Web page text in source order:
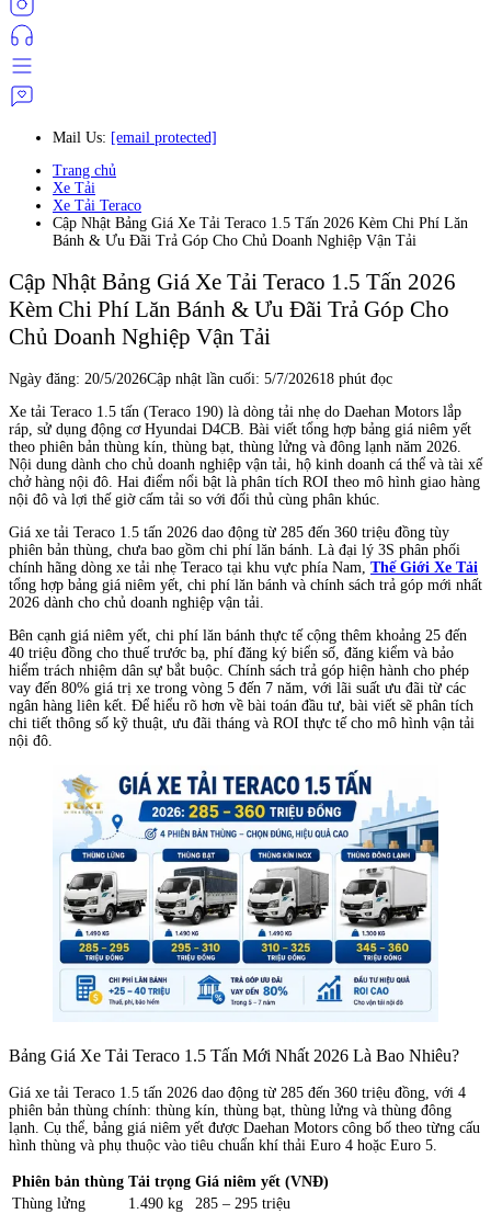
Mail Us: [email protected]
Trang chủ
Xe Tải
Xe Tải Teraco
Cập Nhật Bảng Giá Xe Tải Teraco 1.5 Tấn 2026 Kèm Chi Phí Lăn
Bánh & Ưu Đãi Trả Góp Cho Chủ Doanh Nghiệp Vận Tải
Cập Nhật Bảng Giá Xe Tải Teraco 1.5 Tấn 2026
Kèm Chi Phí Lăn Bánh & Ưu Đãi Trả Góp Cho
Chủ Doanh Nghiệp Vận Tải
Ngày đăng: 20/5/2026Cập nhật lần cuối: 5/7/202618 phút đọc
Xe tải Teraco 1.5 tấn (Teraco 190) là dòng tải nhẹ do Daehan Motors lắp
ráp, sử dụng động cơ Hyundai D4CB. Bài viết tổng hợp bảng giá niêm yết
theo phiên bản thùng kín, thùng bạt, thùng lửng và đông lạnh năm 2026.
Nội dung dành cho chủ doanh nghiệp vận tải, hộ kinh doanh cá thể và tài xế
chở hàng nội đô. Hai điểm nổi bật là phân tích ROI theo mô hình giao hàng
nội đô và lợi thế giờ cấm tải so với đối thủ cùng phân khúc.
Giá xe tải Teraco 1.5 tấn 2026 dao động từ 285 đến 360 triệu đồng tùy
phiên bản thùng, chưa bao gồm chi phí lăn bánh. Là đại lý 3S phân phối
chính hãng dòng xe tải nhẹ Teraco tại khu vực phía Nam, Thế Giới Xe Tải
tổng hợp bảng giá niêm yết, chi phí lăn bánh và chính sách trả góp mới nhất
2026 dành cho chủ doanh nghiệp vận tải.
Bên cạnh giá niêm yết, chi phí lăn bánh thực tế cộng thêm khoảng 25 đến
40 triệu đồng cho thuế trước bạ, phí đăng ký biển số, đăng kiểm và bảo
hiểm trách nhiệm dân sự bắt buộc. Chính sách trả góp hiện hành cho phép
vay đến 80% giá trị xe trong vòng 5 đến 7 năm, với lãi suất ưu đãi từ các
ngân hàng liên kết. Để hiểu rõ hơn về bài toán đầu tư, bài viết sẽ phân tích
chi tiết thông số kỹ thuật, ưu đãi tháng và ROI thực tế cho mô hình vận tải
nội đô.
Bảng Giá Xe Tải Teraco 1.5 Tấn Mới Nhất 2026 Là Bao Nhiêu?
Giá xe tải Teraco 1.5 tấn 2026 dao động từ 285 đến 360 triệu đồng, với 4
phiên bản thùng chính: thùng kín, thùng bạt, thùng lửng và thùng đông
lạnh. Cụ thể, bảng giá niêm yết được Daehan Motors công bố theo từng cấu
hình thùng và phụ thuộc vào tiêu chuẩn khí thải Euro 4 hoặc Euro 5.
Phiên bản thùng Tải trọng Giá niêm yết (VNĐ)
Thùng lửng
1.490 kg
285 – 295 triệu